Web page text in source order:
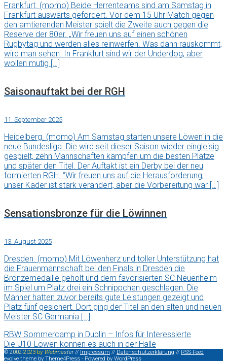
Frankfurt. (momo) Beide Herrenteams sind am Samstag in
Frankfurt auswärts gefordert. Vor dem 15 Uhr Match gegen
den amtierenden Meister spielt die Zweite auch gegen die
Reserve der 80er. „Wir freuen uns auf einen schönen
Rugbytag und werden alles reinwerfen. Was dann rauskommt,
wird man sehen. In Frankfurt sind wir der Underdog, aber
wollen mutig […]
Saisonauftakt bei der RGH
11. September 2025
Heidelberg. (momo) Am Samstag starten unsere Löwen in die
neue Bundesliga. Die wird seit dieser Saison wieder eingleisig
gespielt, zehn Mannschaften kämpfen um die besten Plätze
und später den Titel. Der Auftakt ist ein Derby bei der neu
formierten RGH. “Wir freuen uns auf die Herausforderung,
unser Kader ist stark verändert, aber die Vorbereitung war […]
Sensationsbronze für die Löwinnen
13. August 2025
Dresden. (momo) Mit Löwenherz und toller Unterstützung hat
die Frauenmannschaft bei den Finals in Dresden die
Bronzemedaille geholt und dem favorisierten SC Neuenheim
im Spiel um Platz drei ein Schnippchen geschlagen. Die
Männer hatten zuvor bereits gute Leistungen gezeigt und
Platz fünf gesichert. Dort ging der Titel an den alten und neuen
Meister SC Germania […]
RBW Sommercamp in Dublin – Infos für Interessierte
Die U10-Löwen können es auch in der Halle
© 2002-2023 by Webmaster// Impressum // Datenschutzerklärung // RSS-Feed
evolve theme by Theme4Press - Powered by WordPress